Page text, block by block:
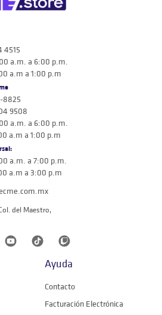
4515
a.m. a 6:00 p.m.
a.m a 1:00 p.m
8825
9508
a.m. a 6:00 p.m.
a.m a 1:00 p.m
a.m. a 7:00 p.m.
a.m a 3:00 p.m
del Maestro,
Ayuda
Contacto
Facturación Electrónica